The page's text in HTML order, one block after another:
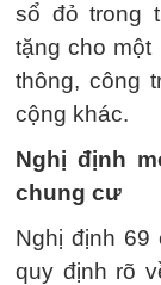
sổ đỏ trong
tặng cho
thông, công
cộng khác.
Nghị định
chung cư
Nghị định
quy định rõ